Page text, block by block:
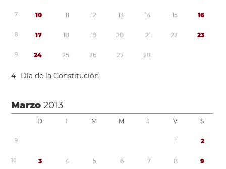
7 10 11 12 13 14 15 16
8 17 18 19 20 21 22 23
9 24 25 26 27 28
4 Día de la Constitución
Marzo2013
D L M M J V S
9 1 2
10 3 4 5 6 7 8 9